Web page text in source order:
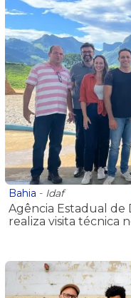
Bahia - Idaf
Agência Estadual de
realiza visita técnica